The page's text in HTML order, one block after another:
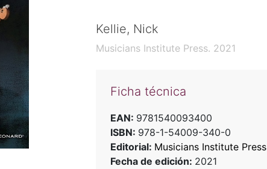
Kellie, Nick
Musicians Institute Press. 2021
Ficha técnica
EAN: 9781540093400
ISBN: 978-1-54009-340-0
Editorial: Musicians Institute Press
Fecha de edición: 2021